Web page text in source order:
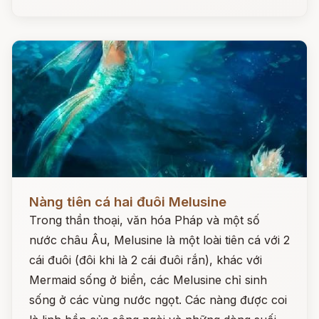
Nàng tiên cá hai đuôi Melusine
Trong thần thoại, văn hóa Pháp và một số
nước châu Âu, Melusine là một loài tiên cá với 2
cái đuôi (đôi khi là 2 cái đuôi rắn), khác với
Mermaid sống ở biển, các Melusine chỉ sinh
sống ở các vùng nước ngọt. Các nàng được coi